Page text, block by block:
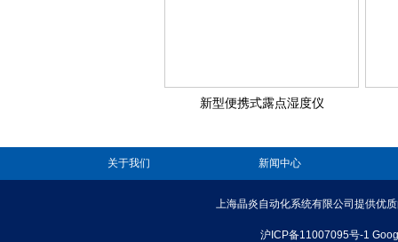
新型便携式露点湿度仪
关于我们 新闻中心
上海晶炎自动化系统有限公司提供优
沪ICP备11007095号-1